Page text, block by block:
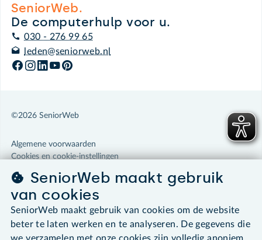
SeniorWeb.
De computerhulp voor u.
030 - 276 99 65
leden@seniorweb.nl
©2026 SeniorWeb
Algemene voorwaarden
Cookies en cookie-instellingen
Privacybeleid
About SeniorWeb
SeniorWeb maakt gebruik
van cookies
SeniorWeb maakt gebruik van cookies om de website
beter te laten werken en te analyseren. De gegevens die